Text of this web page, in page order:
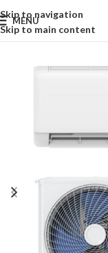
Skip to navigation
Skip to main content
MENU